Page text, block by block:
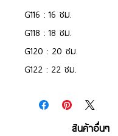
G116 : 16 ซม.
G118 : 18 ซม.
G120 : 20 ซม.
G122 : 22 ซม.
สินค้าอื่นๆ